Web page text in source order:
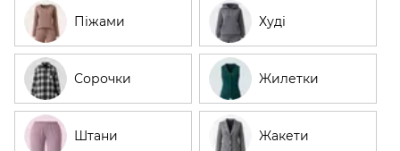
Піжами Худі
Сорочки Жилетки
Штани Жакети